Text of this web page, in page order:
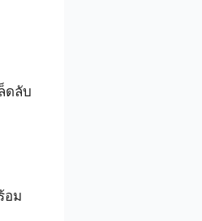
ดลับ
อม